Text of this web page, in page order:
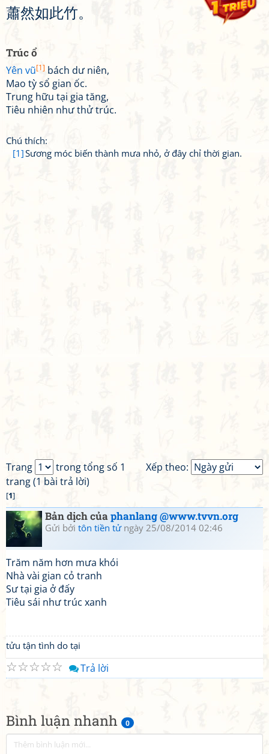
Bình luận nhanh 0
蕭然如此竹。
Trúc ổ
Yên vũ[1] bách dư niên,
Mao tỳ sổ gian ốc.
Trung hữu tại gia tăng,
Tiêu nhiên như thử trúc.
Chú thích:
[1]Sương móc biến thành mưa nhỏ, ở đây chỉ thời gian.
Xếp theo:
Trang
trong tổng số 1
trang (1 bài trả lời)
[1]
Bản dịch củaphanlang @www.tvvn.org
Gửi bởi tôn tiền tửngày 25/08/2014 02:46
Trăm năm hơn mưa khói
Nhà vài gian cỏ tranh
Sư tại gia ở đấy
Tiêu sái như trúc xanh
tửu tận tình do tại
☆
☆
☆
☆
☆ Trả lời